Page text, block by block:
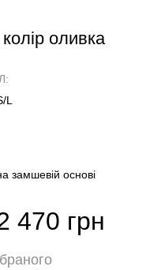
оливка
L
замшевій основі
470 грн